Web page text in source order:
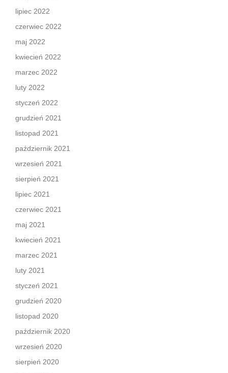
lipiec 2022
czerwiec 2022
maj 2022
kwiecień 2022
marzec 2022
luty 2022
styczeń 2022
grudzień 2021
listopad 2021
październik 2021
wrzesień 2021
sierpień 2021
lipiec 2021
czerwiec 2021
maj 2021
kwiecień 2021
marzec 2021
luty 2021
styczeń 2021
grudzień 2020
listopad 2020
październik 2020
wrzesień 2020
sierpień 2020